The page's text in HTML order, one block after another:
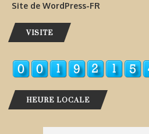
Site de WordPress-FR
VISITE
HEURE LOCALE